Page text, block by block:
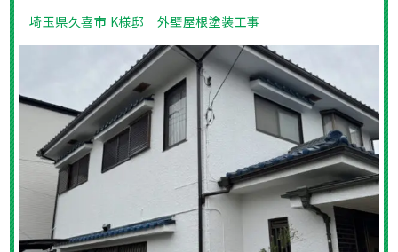
埼玉県久喜市 K様邸 外壁屋根塗装工事